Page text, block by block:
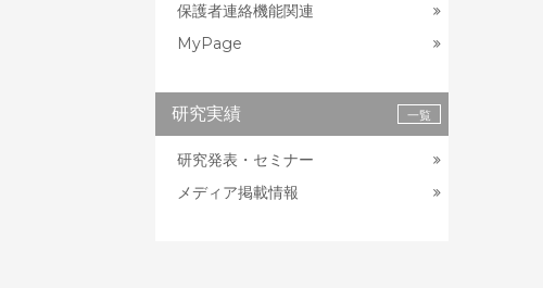
保護者連絡機能関連
MyPage
研究実績 一覧
研究発表・セミナー
メディア掲載情報